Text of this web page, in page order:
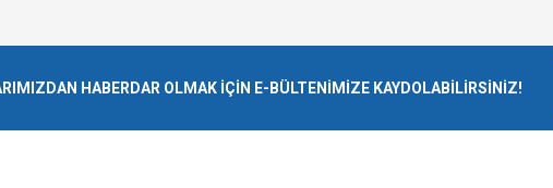
HABERDAR OLMAK İÇİN E-BÜLTENİMİZE KAYDOLABİLİRSİNİZ!